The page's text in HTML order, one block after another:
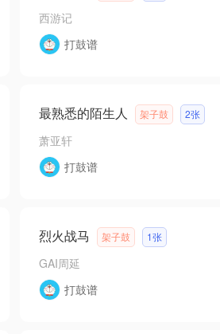
西游记
打鼓谱
最熟悉的陌生人 架子鼓 2张
萧亚轩
打鼓谱
烈火战马 架子鼓 1张
GAI周延
打鼓谱